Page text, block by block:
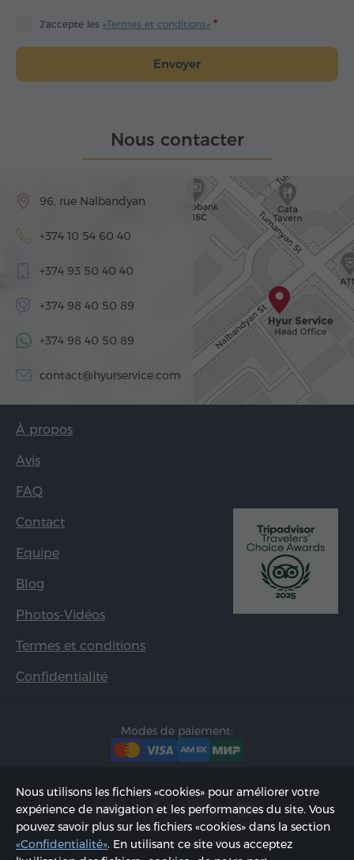
J'accepte les «Termes et conditions»
Envoyer
Nous contacter
96, rue Nalbandyan
+374 10 54 60 40
+374 93 50 40 40
+374 98 40 50 89
+374 98 40 50 89
contact@hyurservice.com
À propos
Avis
FAQ
Contact
Equipe
Blog
Photos-Vidéos
Termes et conditions
Confidentialité
Modes de paiement:
Nous utilisons les fichiers «cookies» pour améliorer votre
expérience de navigation et les performances du site. Vous
pouvez savoir plus sur les fichiers «cookies» dans la section
«Confidentialité». En utilisant ce site vous acceptez